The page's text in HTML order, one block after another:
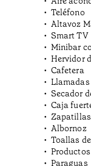
Teléfono
Altavoz
Smart TV
Minibar
Hervidor
Cafetera
Secador
Caja
Zapatillas
Albornoz
Toallas
Paraguas